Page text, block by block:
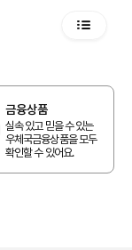
금융상품
실속 있고 믿을 수 있는
우체국금융상품을 모두
확인할 수 있어요.